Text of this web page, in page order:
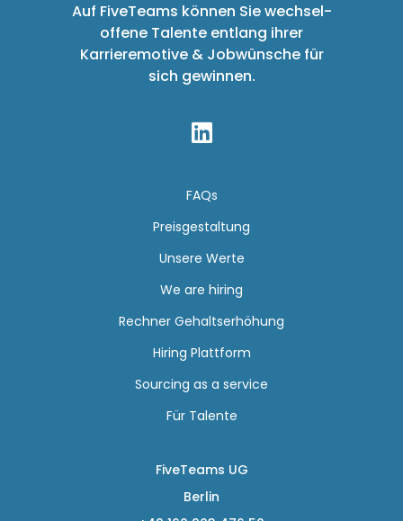
Auf FiveTeams können Sie wechsel-
offene Talente entlang ihrer
Karrieremotive & Jobwünsche für
sich gewinnen.

FAQs
Preisgestaltung
Unsere Werte
We are hiring
Rechner Gehaltserhöhung
Hiring Plattform
Sourcing as a service
Für Talente
FiveTeams UG
Berlin